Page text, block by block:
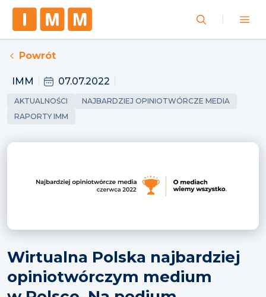
Powrót
IMM 07.07.2022
AKTUALNOŚCI
NAJBARDZIEJ OPINIOTWÓRCZE MEDIA
RAPORTY IMM
Wirtualna Polska najbardziej
opiniotwórczym medium